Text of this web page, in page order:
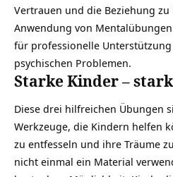
Vertrauen und die Beziehung zu
Anwendung von
für professionelle
psychischen Problemen.
Starke Kinder –
Diese drei hilfreichen Übungen
Werkzeuge, die Kindern helfen
zu entfesseln und ihre Träume
nicht einmal ein Material